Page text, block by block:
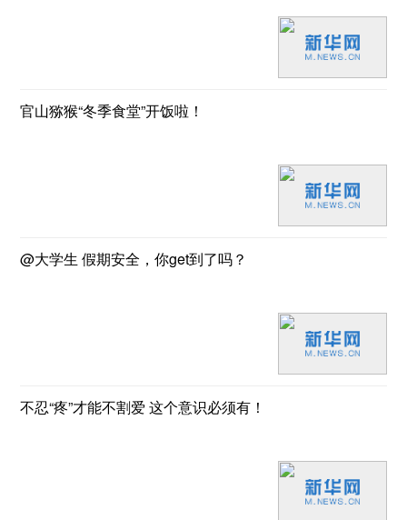
官山猕猴“冬季食堂”开饭啦！
@大学生 假期安全，你get到了吗？
不忍“疼”才能不割爱 这个意识必须有！